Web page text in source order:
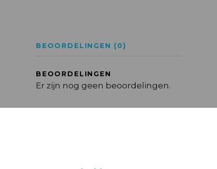
BEOORDELINGEN (0)
BEOORDELINGEN
Er zijn nog geen beoordelingen.
gepubliceerd. Vereiste velden zijn